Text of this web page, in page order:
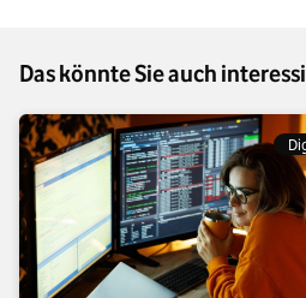
Das könnte Sie auch